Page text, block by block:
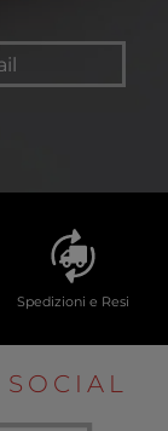
Spedizioni e Resi
SOCIAL